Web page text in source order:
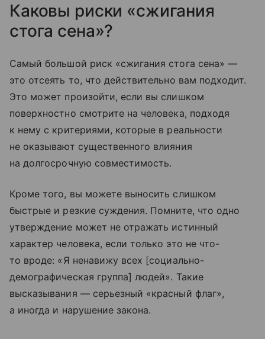
Каковы риски «сжигания
стога сена»?
Самый большой риск «сжигания стога сена» —
это отсеять то, что действительно вам подходит.
Это может произойти, если вы слишком
поверхностно смотрите на человека, подходя
к нему с критериями, которые в реальности
не оказывают существенного влияния
на долгосрочную совместимость.
Кроме того, вы можете выносить слишком
быстрые и резкие суждения. Помните, что одно
утверждение может не отражать истинный
характер человека, если только это не что-
то вроде: «Я ненавижу всех [социально-
демографическая группа] людей». Такие
высказывания — серьезный «красный флаг»,
а иногда и нарушение закона.